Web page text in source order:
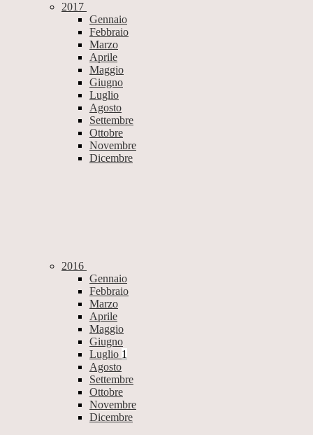
2017
Gennaio
Febbraio
Marzo
Aprile
Maggio
Giugno
Luglio
Agosto
Settembre
Ottobre
Novembre
Dicembre
2016
Gennaio
Febbraio
Marzo
Aprile
Maggio
Giugno
Luglio 1
Agosto
Settembre
Ottobre
Novembre
Dicembre